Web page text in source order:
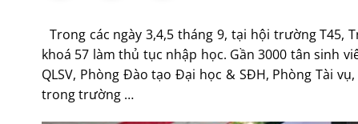
Trong các ngày 3,4,5 tháng 9, tại hội trường
khoá 57 làm thủ tục nhập học. Gần 3000 tân sinh
QLSV, Phòng Đào tạo Đại học & SĐH, Phòng Tài
trong trường …